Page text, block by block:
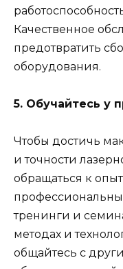
Качественное
предотвратить
оборудования.
5. Обучайтесь у
Чтобы достичь
и точности
обращаться к
тренинги и
методах и
общайтесь с